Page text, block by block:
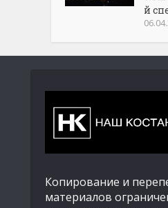
й
Копирование и
материалов